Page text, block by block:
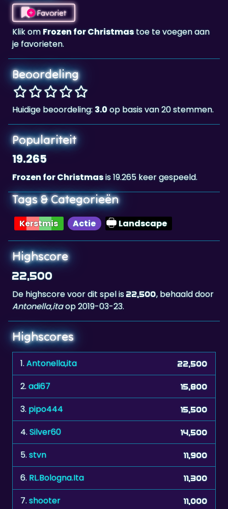
Klik omFrozen for Christmas
je favorieten.
Beoordeling
Huidige beoordeling:
Populariteit
19.265
Frozen for Christmas
Tags & Categorieën
Kerstmis Actie Landscape
Highscore
22,500
De highscore voor dit spel is
Antonella,ita
Highscores
1.Antonella,ita
2.adi67 15,800
3. pipo444 15,500
4.Silver60 14,500
5. stvn 11,900
6. RL.Bologna.Ita 11,300
7. shooter 11,000
8. Nicoleta58 10,100